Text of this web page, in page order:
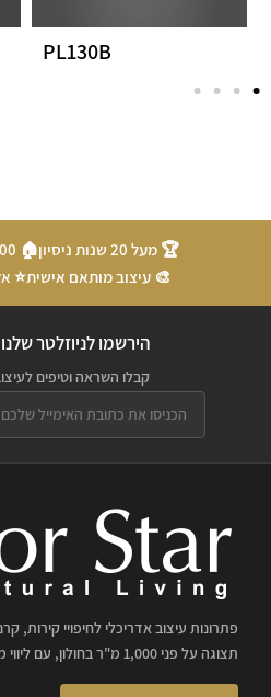
PL130B
🏆 מעל 20 שנות ניסיון
🏠 1,000 מ"ר אולם תצוגה
🎨 עיצוב מותאם אישית⭐
הירשמו לניוזלטר שלנו
קבלו השראה וטיפים
פתרונות עיצוב אדריכלי לחיפויי קירות,
תצוגה על פני 1,000 מ"ר בחולון, עם ליווי מקצועי של מעצבי פנים.